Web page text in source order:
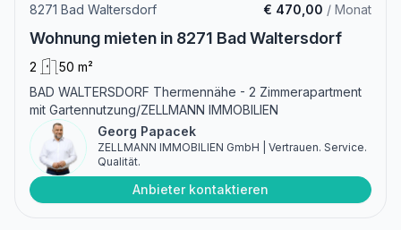
8271 Bad Waltersdorf € 470,00 / Monat
Wohnung mieten in 8271 Bad Waltersdorf
2
50 m²
BAD WALTERSDORF Thermennähe - 2 Zimmerapartment
mit Gartennutzung/ZELLMANN IMMOBILIEN
Georg Papacek
ZELLMANN IMMOBILIEN GmbH | Vertrauen. Service.
Qualität.
Anbieter kontaktieren